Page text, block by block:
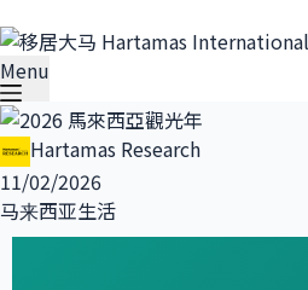
Menu
Hartamas Research
11/02/2026
马来西亚生活